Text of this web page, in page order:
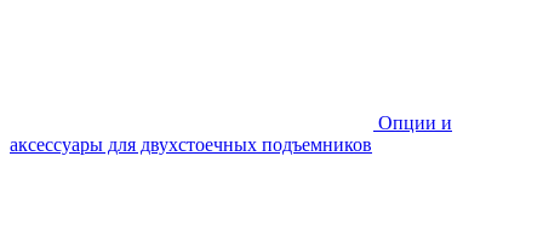
Опции и
аксессуары для двухстоечных подъемников